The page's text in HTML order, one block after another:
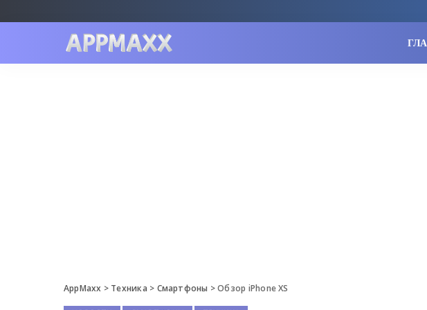
AppMaxx > Техника > Смартфоны >Обзор iPhone XS